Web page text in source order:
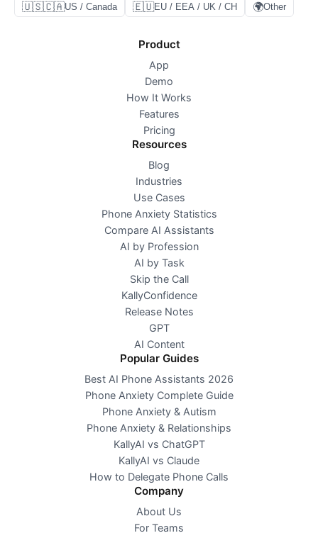
🇺🇸🇨🇦US / Canada 🇪🇺EU / EEA / UK / CH 🌍Other
Product
App
Demo
How It Works
Features
Pricing
Resources
Blog
Industries
Use Cases
Phone Anxiety Statistics
Compare AI Assistants
AI by Profession
AI by Task
Skip the Call
KallyConfidence
Release Notes
GPT
AI Content
Popular Guides
Best AI Phone Assistants 2026
Phone Anxiety Complete Guide
Phone Anxiety & Autism
Phone Anxiety & Relationships
KallyAI vs ChatGPT
KallyAI vs Claude
How to Delegate Phone Calls
Company
About Us
For Teams